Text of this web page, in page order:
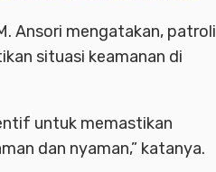
Ansori mengatakan, patroli
situasi keamanan di
untuk memastikan
dan nyaman,” katanya.